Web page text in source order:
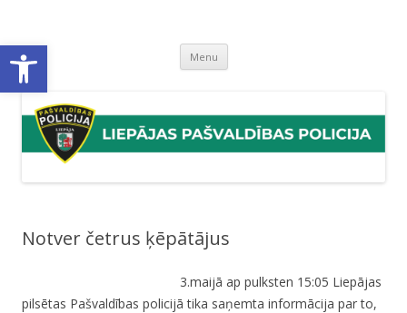
Open toolbar Menu Skip
content
Notver četrus ķēpātājus
3.maijā ap pulksten 15:05 Liepājas
pilsētas Pašvaldības policijā tika saņemta informācija par to,